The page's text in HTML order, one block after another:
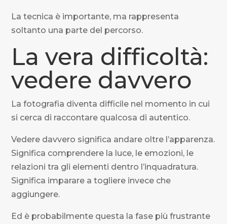
La tecnica è importante, ma rappresenta
soltanto una parte del percorso.
La vera difficoltà:
vedere davvero
La fotografia diventa difficile nel momento in cui
si cerca di raccontare qualcosa di autentico.
Vedere davvero significa andare oltre l’apparenza.
Significa comprendere la luce, le emozioni, le
relazioni tra gli elementi dentro l’inquadratura.
Significa imparare a togliere invece che
aggiungere.
Ed è probabilmente questa la fase più frustrante